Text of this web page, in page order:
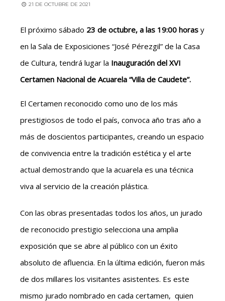
21 DE OCTUBRE DE 2021
El próximo sábado 23 de octubre, a las 19:00 horas y
en la Sala de Exposiciones “José Pérezgil” de la Casa
de Cultura, tendrá lugar la Inauguración del XVI
Certamen Nacional de Acuarela “Villa de Caudete”.
El Certamen reconocido como uno de los más
prestigiosos de todo el país, convoca año tras año a
más de doscientos participantes, creando un espacio
de convivencia entre la tradición estética y el arte
actual demostrando que la acuarela es una técnica
viva al servicio de la creación plástica.
Con las obras presentadas todos los años, un jurado
de reconocido prestigio selecciona una amplia
exposición que se abre al público con un éxito
absoluto de afluencia. En la última edición, fueron más
de dos millares los visitantes asistentes. Es este
mismo jurado nombrado en cada certamen, quien